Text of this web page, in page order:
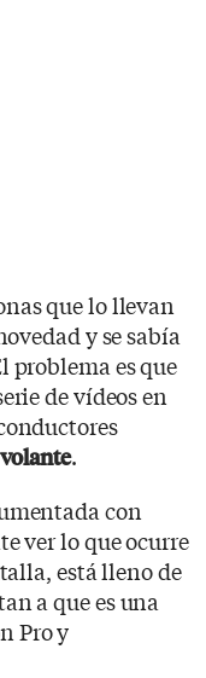
que lo llevan
y se sabía
problema es que
de vídeos en
.
con
ver lo que ocurre
está lleno de
a que es una
Pro y